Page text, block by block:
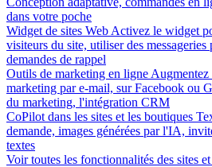
dans votre poche
Widget de sites Web Activez le widget
visiteurs du site, utiliser des messageries
demandes de rappel
Outils de marketing en ligne Augmentez
marketing par e-mail, sur Facebook ou
du marketing, l'intégration CRM
CoPilot dans les sites et les boutiques
demande, images générées par l'IA,
textes
Voir toutes les fonctionnalités des sites